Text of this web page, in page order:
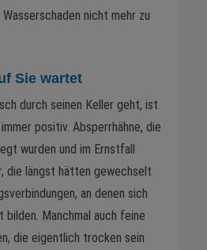
nicht mehr zu
Sie wartet
durch seinen Keller geht, ist
positiv. Absperrhähne, die
wurden und im Ernstfall
die längst hätten gewechselt
an denen sich
bilden. Manchmal auch feine
die eigentlich trocken sein